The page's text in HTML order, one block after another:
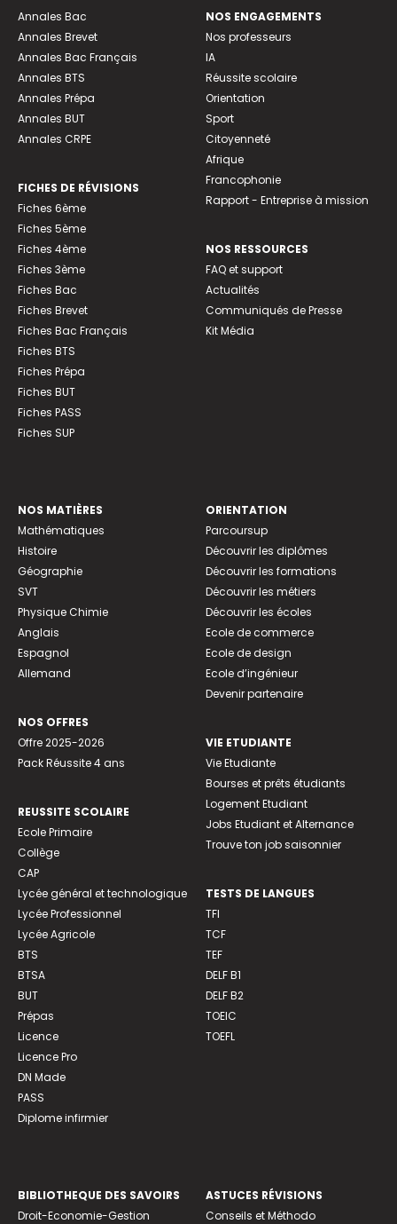
Annales Bac
Annales Brevet
Annales Bac Français
Annales BTS
Annales Prépa
Annales BUT
Annales CRPE
FICHES DE RÉVISIONS
Fiches 6ème
Fiches 5ème
Fiches 4ème
Fiches 3ème
Fiches Bac
Fiches Brevet
Fiches Bac Français
Fiches BTS
Fiches Prépa
Fiches BUT
Fiches PASS
Fiches SUP
NOS ENGAGEMENTS
Nos professeurs
IA
Réussite scolaire
Orientation
Sport
Citoyenneté
Afrique
Francophonie
Rapport - Entreprise à mission
NOS RESSOURCES
FAQ et support
Actualités
Communiqués de Presse
Kit Média
NOS MATIÈRES
Mathématiques
Histoire
Géographie
SVT
Physique Chimie
Anglais
Espagnol
Allemand
NOS OFFRES
Offre 2025-2026
Pack Réussite 4 ans
REUSSITE SCOLAIRE
Ecole Primaire
Collège
CAP
Lycée général et technologique
Lycée Professionnel
Lycée Agricole
BTS
BTSA
BUT
Prépas
Licence
Licence Pro
DN Made
PASS
Diplome infirmier
ORIENTATION
Parcoursup
Découvrir les diplômes
Découvrir les formations
Découvrir les métiers
Découvrir les écoles
Ecole de commerce
Ecole de design
Ecole d’ingénieur
Devenir partenaire
VIE ETUDIANTE
Vie Etudiante
Bourses et prêts étudiants
Logement Etudiant
Jobs Etudiant et Alternance
Trouve ton job saisonnier
TESTS DE LANGUES
TFI
TCF
TEF
DELF B1
DELF B2
TOEIC
TOEFL
BIBLIOTHEQUE DES SAVOIRS
Droit-Economie-Gestion
ASTUCES RÉVISIONS
Conseils et Méthodo